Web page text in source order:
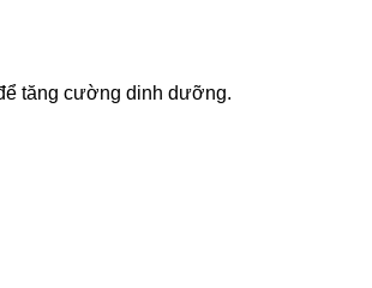
tăng cường dinh dưỡng.